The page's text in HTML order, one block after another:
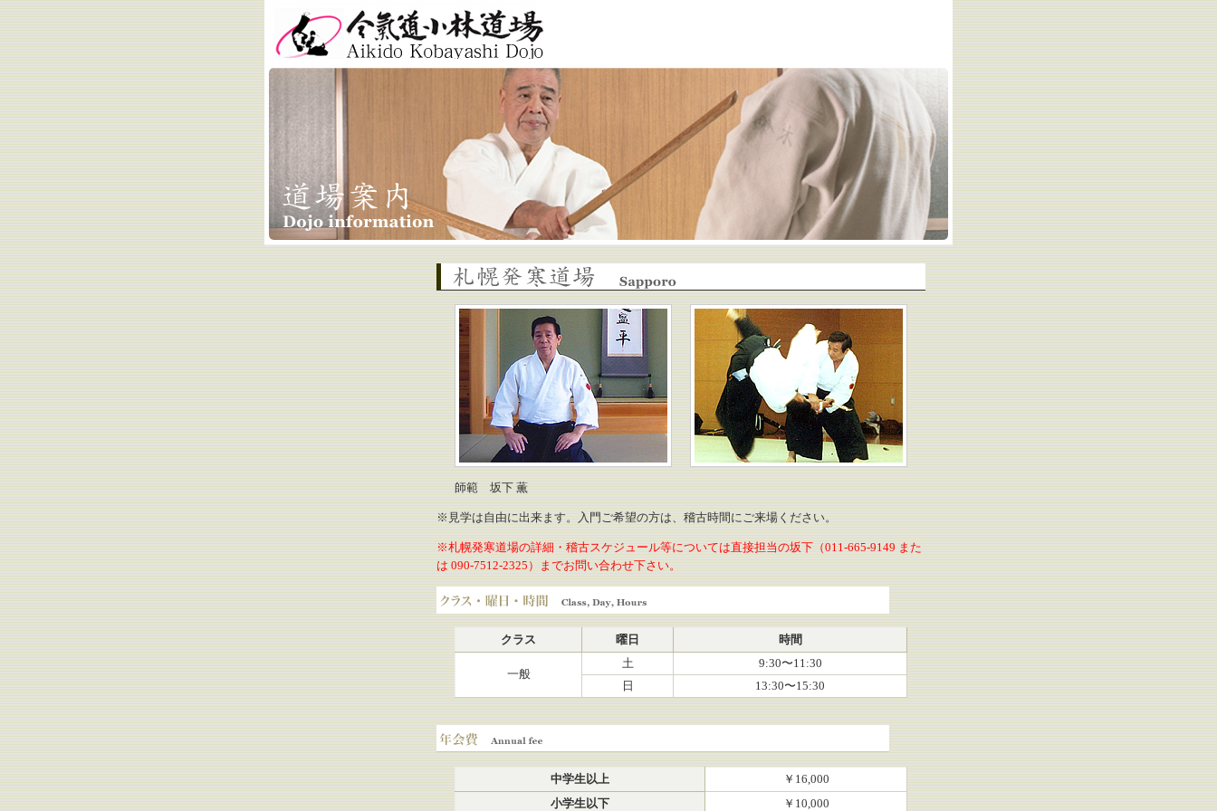
合気道小林道場 Aikido
Kobayashi Dojo
札幌発寒道場
師範 坂下 薫
※見学は自由に出来ます。入門ご希望の方は、稽古時間にご来場ください。
※札幌発寒道場の詳細・稽古スケジュール等については直接担当の坂下（011-665-9149 また
は 090-7512-2325）までお問い合わせ下さい。
クラス・曜日・時間
クラス 曜日 時間
一般
土
9:30〜11:30
日
13:30〜15:30
年会費
中学生以上
￥16,000
小学生以下
￥10,000